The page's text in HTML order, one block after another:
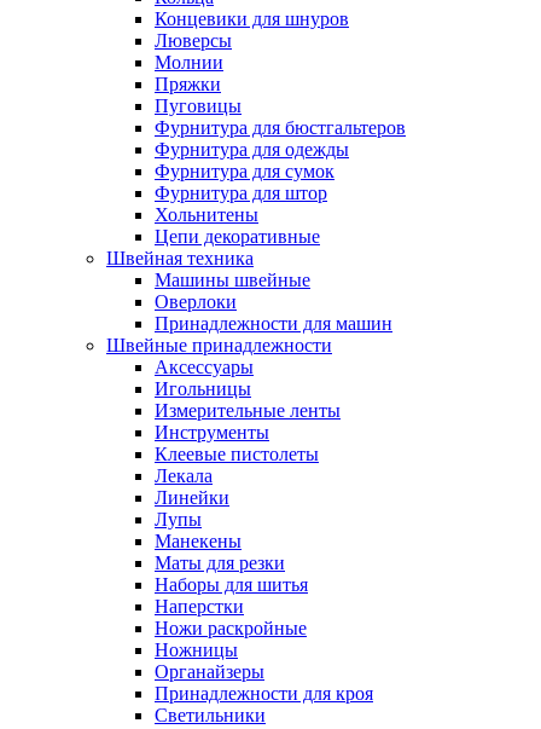
Концевики для шнуров
Люверсы
Молнии
Пряжки
Пуговицы
Фурнитура для бюстгальтеров
Фурнитура для одежды
Фурнитура для сумок
Фурнитура для штор
Хольнитены
Цепи декоративные
Швейная техника
Машины швейные
Оверлоки
Принадлежности для машин
Швейные принадлежности
Аксессуары
Игольницы
Измерительные ленты
Инструменты
Клеевые пистолеты
Лекала
Линейки
Лупы
Манекены
Маты для резки
Наборы для шитья
Наперстки
Ножи раскройные
Ножницы
Органайзеры
Принадлежности для кроя
Светильники